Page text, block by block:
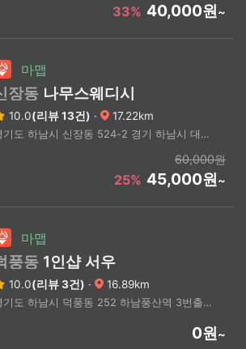
33% 40,000원~
마맵
장동 나무스웨디시
10.0(리뷰 13건) · 17.22km
경기도 하남시 신장동 524-2 경기 하남시 대청로 하남시청 인근
60,000원
25% 45,000원~
마맵
풍동 1인샵 서우
10.0(리뷰 3건) · 16.89km
경기도 하남시 덕풍동 252 하남풍산역 3번출구 도보3분
0원~